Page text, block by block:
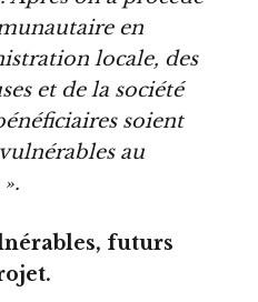
en
locale, des
et de la société
soient
au
futurs